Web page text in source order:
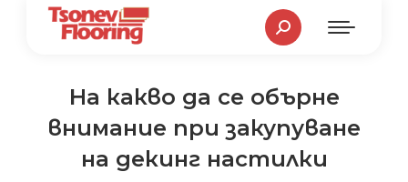
Search:
На какво да се обърне
внимание при закупуване
на декинг настилки